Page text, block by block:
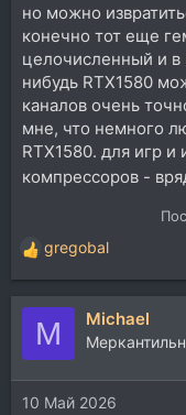
но можно
конечно тот еще
целочисленный и в
нибудь RTX1580
каналов очень
мне, что немного
RTX1580. для игр и
компрессоров -
Р
е
а
и
и
:
gregobal
M Michael
10 Май 2026